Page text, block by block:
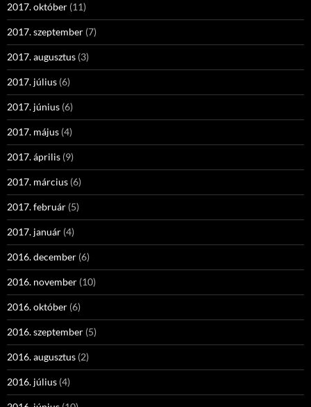
2017. október (11)
2017. szeptember (7)
2017. augusztus (3)
2017. július (6)
2017. június (6)
2017. május (4)
2017. április (9)
2017. március (6)
2017. február (5)
2017. január (4)
2016. december (6)
2016. november (10)
2016. október (6)
2016. szeptember (5)
2016. augusztus (2)
2016. július (4)